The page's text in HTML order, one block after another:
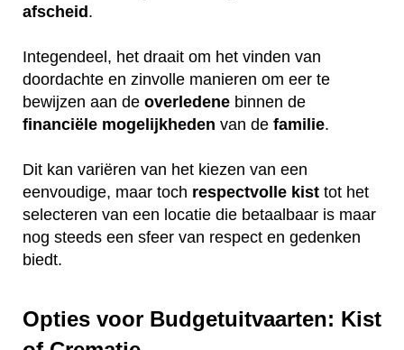
afscheid .
Integendeel, het draait om het vinden van
doordachte en zinvolle manieren om eer te
bewijzen aan de overledene binnen de
financiële mogelijkheden van de familie.
Dit kan variëren van het kiezen van een
eenvoudige, maar toch respectvolle kist tot het
selecteren van een locatie die betaalbaar is maar
nog steeds een sfeer van respect en gedenken
biedt.
Opties voor Budgetuitvaarten: Kist